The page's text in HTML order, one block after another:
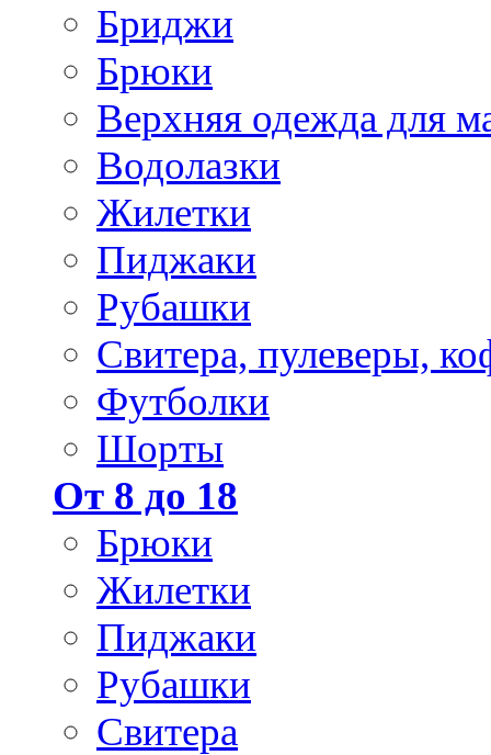
Бриджи
Брюки
Верхняя одежда для
Водолазки
Жилетки
Пиджаки
Рубашки
Свитера, пулеверы,
Футболки
Шорты
От 8 до 18
Брюки
Жилетки
Пиджаки
Рубашки
Свитера